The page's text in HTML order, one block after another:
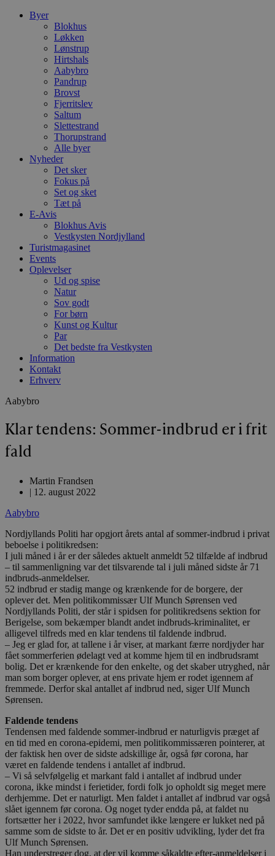
Byer
Blokhus
Løkken
Lønstrup
Hirtshals
Aabybro
Pandrup
Brovst
Fjerritslev
Saltum
Slettestrand
Thorupstrand
Alle byer
Nyheder
Det sker
Fokus på
Set og sket
Tæt på
E-Avis
Blokhus Avis
Vestkysten Nordjylland
Turistmagasinet
Events
Oplevelser
Ud og spise
Natur
Sov godt
For børn
Kunst og Kultur
Par
Det bedste fra Vestkysten
Information
Kontakt
Erhverv
Aabybro
Klar tendens: Sommer-indbrud er i frit
fald
Martin Frandsen
| 12. august 2022
Aabybro
Nordjyllands Politi har opgjort årets antal af sommer-indbrud i privat
beboelse i politikredsen:
I juli måned i år er der således aktuelt anmeldt 52 tilfælde af indbrud
– til sammenligning var det tilsvarende tal i juli måned sidste år 71
indbruds-anmeldelser.
52 indbrud er stadig mange og krænkende for de borgere, der
oplever det. Men politikommissær Ulf Munch Sørensen ved
Nordjyllands Politi, der står i spidsen for politikredsens sektion for
Berigelse, som bekæmper blandt andet indbruds-kriminalitet, er
alligevel tilfreds med en klar tendens til faldende indbrud.
– Jeg er glad for, at tallene i år viser, at markant færre nordjyder har
fået sommerferien ødelagt ved at komme hjem til en indbrudsramt
bolig. Det er krænkende for den enkelte, og det skaber utryghed, når
man som borger oplever, at ens private hjem er rodet igennem af
fremmede. Derfor skal antallet af indbrud ned, siger Ulf Munch
Sørensen.
Faldende tendens
Tendensen med faldende sommer-indbrud er naturligvis præget af
en tid med en corona-epidemi, men politikommissæren pointerer, at
der faktisk hen over de sidste adskillige år, også før corona, har
været en faldende tendens i antallet af indbrud.
– Vi så selvfølgelig et markant fald i antallet af indbrud under
corona, ikke mindst i ferietider, fordi folk jo opholdt sig meget mere
derhjemme. Det er naturligt. Men faldet i antallet af indbrud var også
slået igennem før corona. Og noget tyder endda på, at faldet nu
fortsætter her i 2022, hvor samfundet ikke længere er lukket ned på
samme som de sidste to år. Det er en positiv udvikling, lyder det fra
Ulf Munch Sørensen.
Han understreger dog, at der vil komme såkaldte efter-anmeldelser i